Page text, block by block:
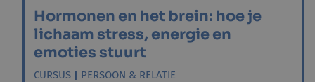
Hormonen en het brein: hoe je
lichaam stress, energie en
emoties stuurt
CURSUS | PERSOON & RELATIE